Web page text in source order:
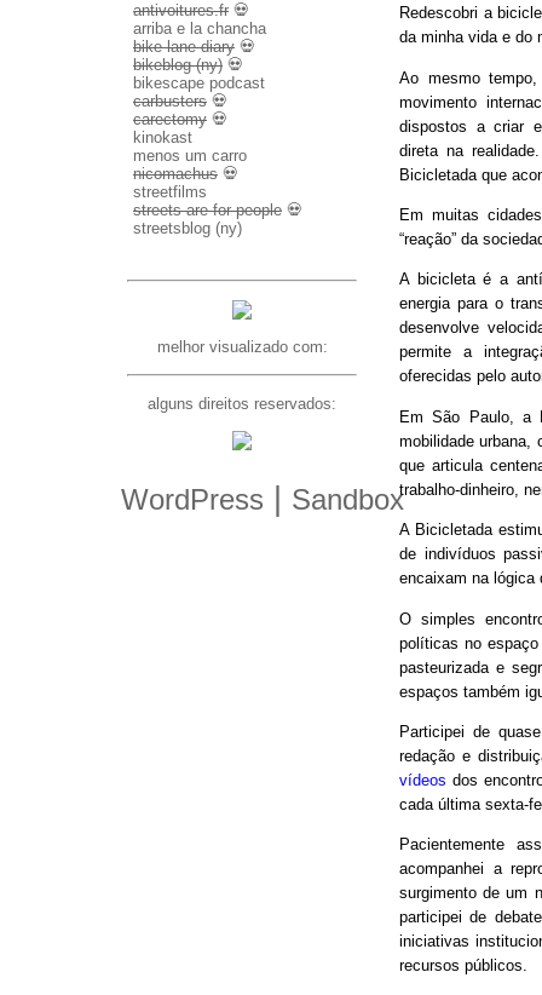
Redescobri a
da minha vida e do
Ao mesmo
movimento
dispostos a criar
direta na
Bicicletada que
Em muitas
“reação” da
A bicicleta é a
energia para o
desenvolve
permite a
oferecidas pelo
Em São Paulo, a
mobilidade urbana,
que articula
trabalho-dinheiro,
A Bicicletada
de indivíduos
encaixam na lógica
O simples
políticas no
pasteurizada e
espaços também
Participei de
redação e
vídeos dos
cada última sexta-
Pacientemente
acompanhei a
surgimento de um
participei de
iniciativas
recursos públicos.
antivoitures.fr 💀
arriba e la chancha
bike lane diary 💀
bikeblog (ny) 💀
bikescape podcast
carbusters 💀
carectomy 💀
kinokast
menos um carro
nicomachus 💀
streetfilms
streets are for people 💀
streetsblog (ny)
melhor visualizado com:
alguns direitos reservados:
WordPress Sandbox